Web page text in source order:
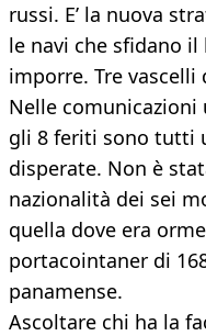
russi. E’ la nuova
le navi che sfidano
imporre. Tre
Nelle
gli 8 feriti sono tutti
disperate. Non è
nazionalità dei sei
quella dove era
portacointaner di
panamense.
Ascoltare chi ha la